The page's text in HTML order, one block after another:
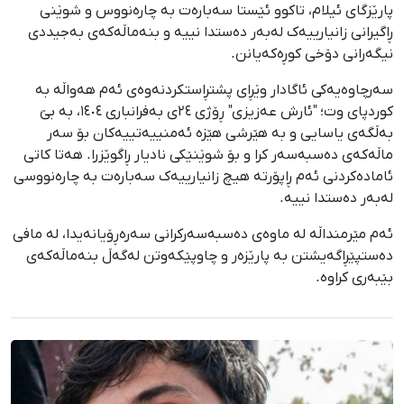
پارێزگای ئیلام، تاکوو ئێستا سەبارەت بە چارەنووس و شوێنی
ڕاگیرانی زانیارییەک لەبەر دەستدا نییە و بنەماڵەکەی بەجیددی
نیگەرانی دۆخی کوڕەکەیانن.
سەرچاوەیەکی ئاگادار وێڕای پشتڕاستکردنەوەی ئەم هەواڵە بە
کوردپای وت؛ "ئارش عەزیزی" ڕۆژی ٢٤ی بەفرانباری ١٤٠٤، بە بێ
بەڵگەی یاسایی و بە هێرشی هێزە ئەمنییەتییەکان بۆ سەر
ماڵەکەی دەسبەسەر کرا و بۆ شوێنێکی نادیار ڕاگوێزرا. هەتا کاتی
ئامادەکردنی ئەم ڕاپۆرتە هیچ زانیارییەک سەبارەت بە چارەنووسی
لەبەر دەستدا نییە.
ئەم مێرمنداڵە لە ماوەی دەسبەسەرکرانی سەرەڕۆیانەیدا، لە مافی
دەستپێڕاگەیشتن بە پارێزەر و چاوپێکەوتن لەگەڵ بنەماڵەکەی
بێبەری کراوە.